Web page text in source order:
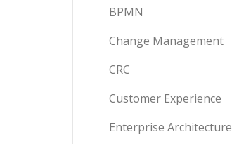
BPMN
Change Management
CRC
Customer Experience
Enterprise Architecture